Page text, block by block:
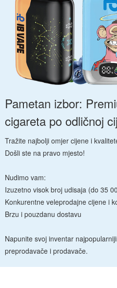
Pametan izbor:
cigareta po odličnoj
Tražite najbolji omjer cijene i
Došli ste na pravo mjesto!
Nudimo vam:
Izuzetno visok broj udisaja (do 35
Konkurentne veleprodajne cijene i
Brzu i pouzdanu dostavu
Napunite svoj inventar
preprodavače i prodavače.